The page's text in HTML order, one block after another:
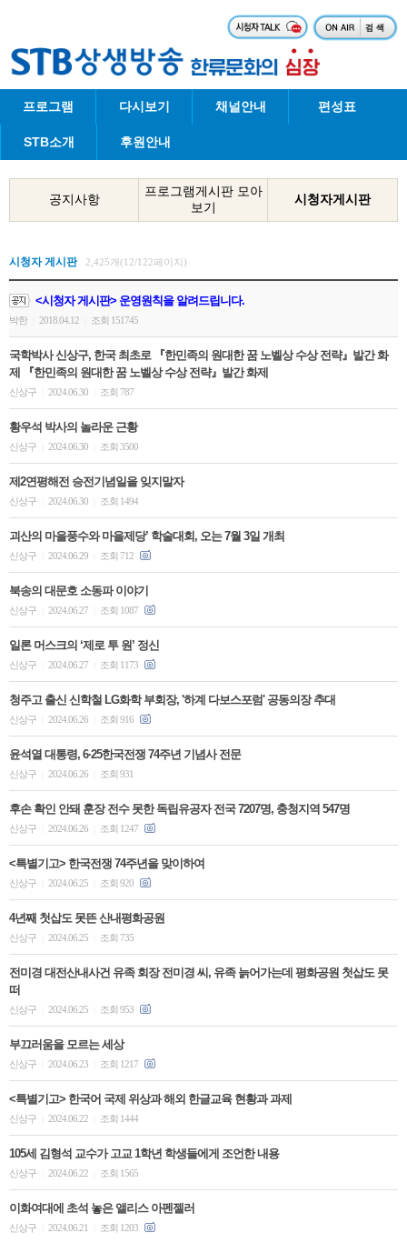
프로그램 다시보기 채널안내 편성표
STB소개 후원안내
공지사항
프로그램게시판 모아
보기
시청자게시판
시청자 게시판 2,425개(12/122페이지)
<시청자 게시판> 운영원칙을 알려드립니다.
박한 2018.04.12 조회 151745
국학박사 신상구, 한국 최초로 『한민족의 원대한 꿈 노벨상 수상 전략』발간 화
제 『한민족의 원대한 꿈 노벨상 수상 전략』발간 화제
신상구 2024.06.30 조회 787
황우석 박사의 놀라운 근황
신상구 2024.06.30 조회 3500
제2연평해전 승전기념일을 잊지말자
신상구 2024.06.30 조회 1494
괴산의 마을풍수와 마을제당’ 학술대회, 오는 7월 3일 개최
신상구 2024.06.29 조회 712
북송의 대문호 소동파 이야기
신상구 2024.06.27 조회 1087
일론 머스크의 ‘제로 투 원’ 정신
신상구 2024.06.27 조회 1173
청주고 출신 신학철 LG화학 부회장, '하계 다보스포럼' 공동의장 추대
신상구 2024.06.26 조회 916
윤석열 대통령, 6·25한국전쟁 74주년 기념사 전문
신상구 2024.06.26 조회 931
후손 확인 안돼 훈장 전수 못한 독립유공자 전국 7207명, 충청지역 547명
신상구 2024.06.26 조회 1247
<특별기고> 한국전쟁 74주년을 맞이하여
신상구 2024.06.25 조회 920
4년째 첫삽도 못뜬 산내평화공원
신상구 2024.06.25 조회 735
전미경 대전산내사건 유족 회장 전미경 씨, 유족 늙어가는데 평화공원 첫삽도 못
떠
신상구 2024.06.25 조회 953
부끄러움을 모르는 세상 ​
신상구 2024.06.23 조회 1217
<특별기고> 한국어 국제 위상과 해외 한글교육 현황과 과제
신상구 2024.06.22 조회 1444
105세 김형석 교수가 고교 1학년 학생들에게 조언한 내용
신상구 2024.06.22 조회 1565
이화여대에 초석 놓은 앨리스 아펜젤러
신상구 2024.06.21 조회 1203